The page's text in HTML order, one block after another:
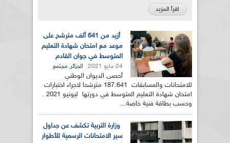
اقرأ المزيد
أزيد من 641 ألف مترشح على
موعد مع امتحان شهادة التعليم
المتوسط في جوان القادم
24 مايو 2021 الجزائر, مجتمع
أحصى الديوان الوطني
للامتحانات والمسابقات 187.641 مترشحا لاجراء اختبارات
امتحان شهادة التعليم المتوسط في دورتها ليونيو 2021 .
وحسب بطاقة فنية خاصة...
وزارة التربية تكشف عن جداول
سير الامتحانات الرسمية للأطوار